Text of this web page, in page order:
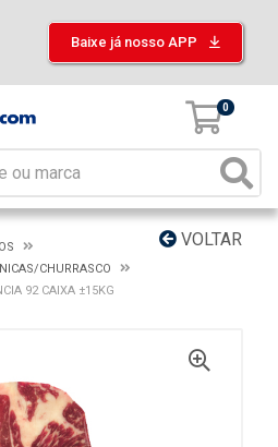
Baixe já nosso APP
0
VOLTAR
CHURRASCO
92 CAIXA ±15KG